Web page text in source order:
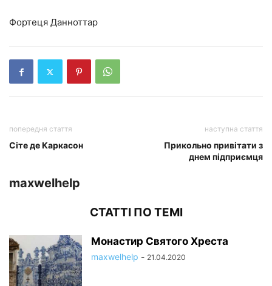
Фортеця Данноттар
попередня стаття
Сіте де Каркасон
наступна стаття
Прикольно привітати з
днем підприємця
maxwelhelp
СТАТТІ ПО ТЕМІ
Монастир Святого Хреста
maxwelhelp - 21.04.2020